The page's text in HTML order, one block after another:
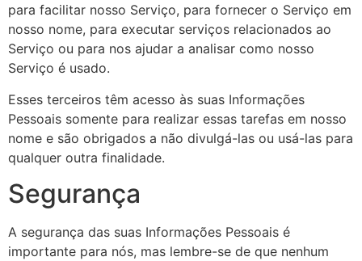
para facilitar nosso Serviço, para fornecer o Serviço em
nosso nome, para executar serviços relacionados ao
Serviço ou para nos ajudar a analisar como nosso
Serviço é usado.
Esses terceiros têm acesso às suas Informações
Pessoais somente para realizar essas tarefas em nosso
nome e são obrigados a não divulgá-las ou usá-las para
qualquer outra finalidade.
Segurança
A segurança das suas Informações Pessoais é
importante para nós, mas lembre-se de que nenhum